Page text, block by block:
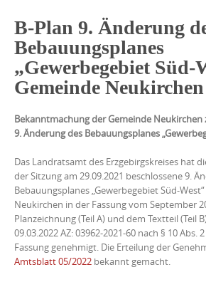
B-Plan 9. Änderung
Bebauungsplanes
„Gewerbegebiet Süd-
Gemeinde Neukirchen
Bekanntmachung der Gemeinde
9. Änderung des Bebauungsplanes
Das Landratsamt des Erzgebirgskreises hat
der Sitzung am 29.09.2021 beschlossene 9.
Bebauungsplanes „Gewerbegebiet Süd-
Neukirchen in der Fassung vom September
Planzeichnung (Teil A) und dem Textteil (Teil
09.03.2022 AZ: 03962-2021-60 nach § 10 Abs.
Fassung genehmigt. Die Erteilung der
Amtsblatt 05/2022 bekannt gemacht.